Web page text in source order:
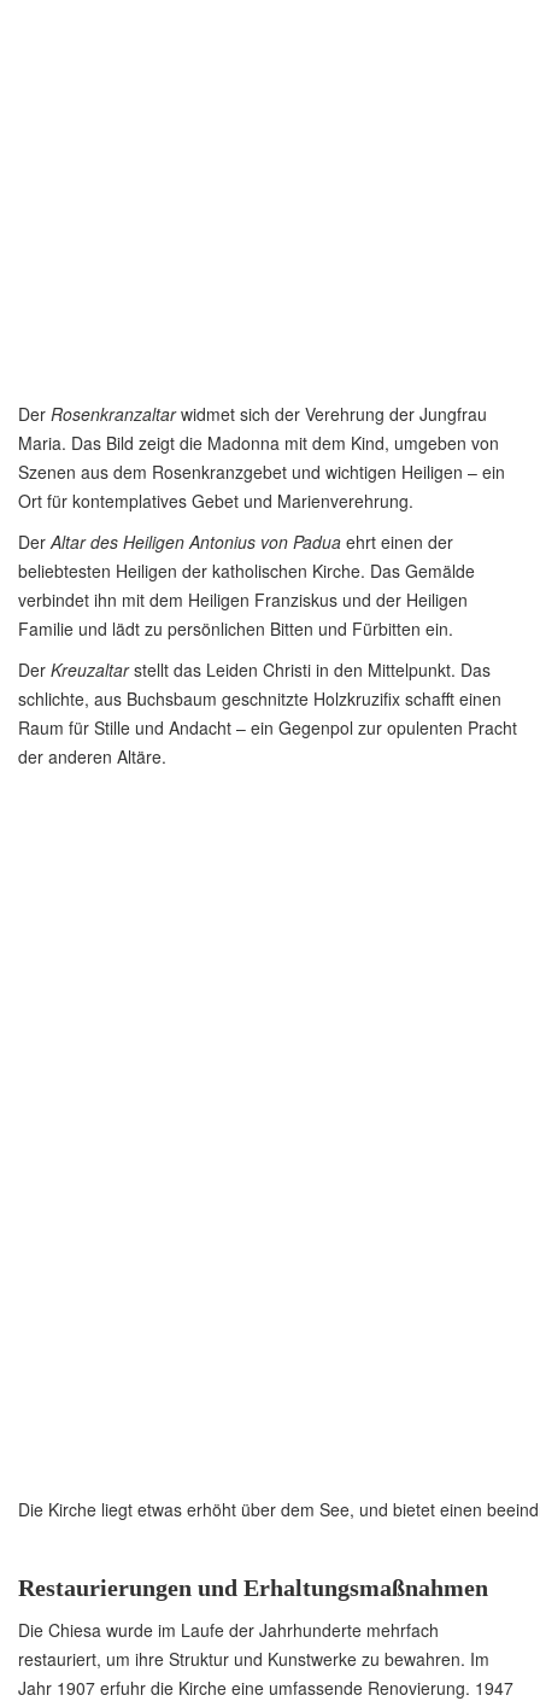
Der Rosenkranzaltarwidmet sich der Verehrung der Jungfrau
Maria. Das Bild zeigt die Madonna mit dem Kind, umgeben von
Szenen aus dem Rosenkranzgebet und wichtigen Heiligen – ein
Ort für kontemplatives Gebet und Marienverehrung.
Der Altar des Heiligen Antonius von Padua ehrt einen der
beliebtesten Heiligen der katholischen Kirche. Das Gemälde
verbindet ihn mit dem Heiligen Franziskus und der Heiligen
Familie und lädt zu persönlichen Bitten und Fürbitten ein.
Der Kreuzaltarstellt das Leiden Christi in den Mittelpunkt. Das
schlichte, aus Buchsbaum geschnitzte Holzkruzifix schafft einen
Raum für Stille und Andacht – ein Gegenpol zur opulenten Pracht
der anderen Altäre.
Die Kirche liegt etwas erhöht über dem See, und bietet einen
Restaurierungen und Erhaltungsmaßnahmen
​Die Chiesa wurde im Laufe der Jahrhunderte mehrfach
restauriert, um ihre Struktur und Kunstwerke zu bewahren. Im
Jahr 1907 erfuhr die Kirche eine umfassende Renovierung. 1947